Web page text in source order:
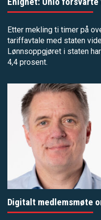
Etter mekling ti timer på
tariffavtale med staten
Lønnsoppgjøret i staten
4,4 prosent.
Digitalt medlemsmøte